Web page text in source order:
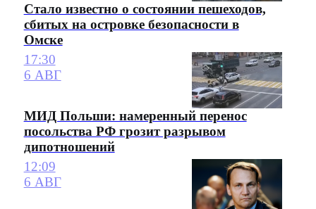
Стало известно о состоянии пешеходов,
сбитых на островке безопасности в
Омске
17:30
6 АВГ
МИД Польши: намеренный перенос
посольства РФ грозит разрывом
дипотношений
12:09
6 АВГ